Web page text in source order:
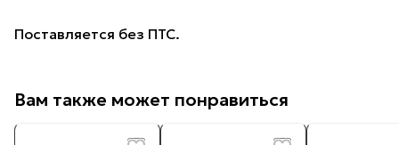
Поставляется без ПТС.
Вам также может понравиться